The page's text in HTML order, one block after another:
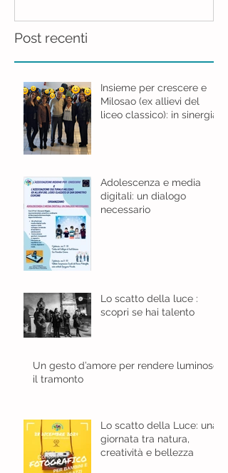
Post recenti
Insieme per crescere e
Milosao (ex allievi del
liceo classico): in sinergia
Adolescenza e media
digitali: un dialogo
necessario
Lo scatto della luce :
scopri se hai talento
Un gesto d’amore per rendere luminoso
il tramonto
Lo scatto della Luce: una
giornata tra natura,
creatività e bellezza